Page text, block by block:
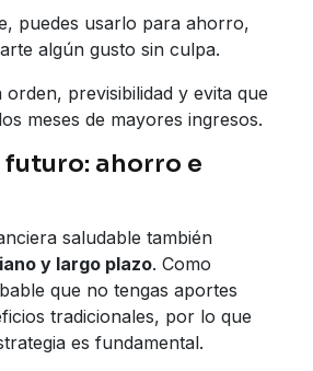
puedes usarlo para ahorro,
algún gusto sin culpa.
orden, previsibilidad y evita que
meses de mayores ingresos.
futuro: ahorro e
saludable también
y largo plazo. Como
que no tengas aportes
tradicionales, por lo que
es fundamental.